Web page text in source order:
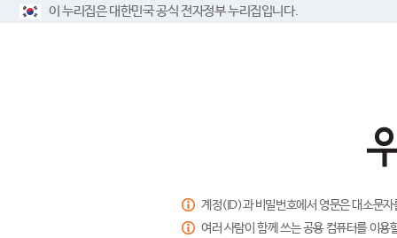
이 누리집은 대한민국 공식 전자정부 누리집입니다.
계정(ID)과 비밀번호에서 영문은 대소문
여러 사람이 함께 쓰는 공용 컴퓨터를 이